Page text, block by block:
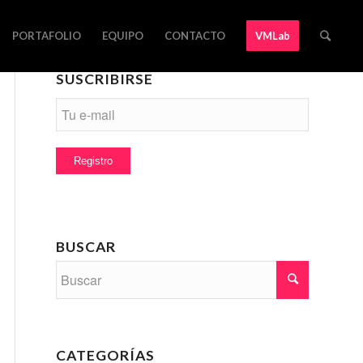
PORTAFOLIO EQUIPO CONTACTO VMLab
SUSCRIBIRSE
BUSCAR
CATEGORÍAS